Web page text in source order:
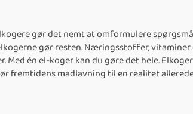
gør det nemt at omformulere
gør resten. Næringsstoffer, vitaminer
én el-koger kan du gøre det hele.
fremtidens madlavning til en realitet